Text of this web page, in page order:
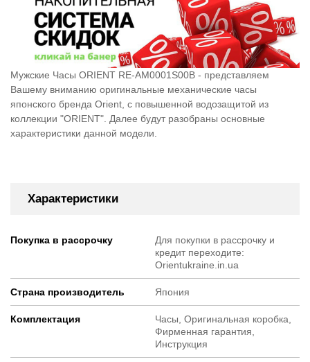
Мужские Часы ORIENT RE-AM0001S00B - представляем
Вашему вниманию оригинальные механические часы
японского бренда Orient, c повышенной водозащитой из
коллекции "ORIENT". Далее будут разобраны основные
характеристики данной модели.
Характеристики
Покупка в рассрочку
Для покупки в рассрочку и
кредит переходите:
Orientukraine.in.ua
Страна производитель Япония
Комплектация
Часы, Оригинальная коробка,
Фирменная гарантия,
Инструкция